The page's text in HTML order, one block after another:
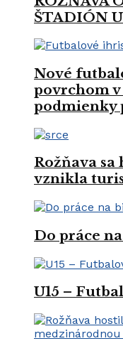
ŠTADIÓN
Nové
povrchom v
podmienky
Rožňava sa
vznikla
Do práce
U15 –